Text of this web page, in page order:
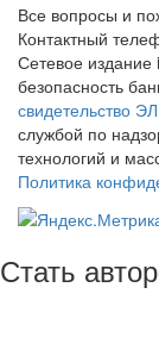
Все вопросы и
Контактный
Сетевое
безопасность
свидетельство
службой по
технологий и
Политика
Стать